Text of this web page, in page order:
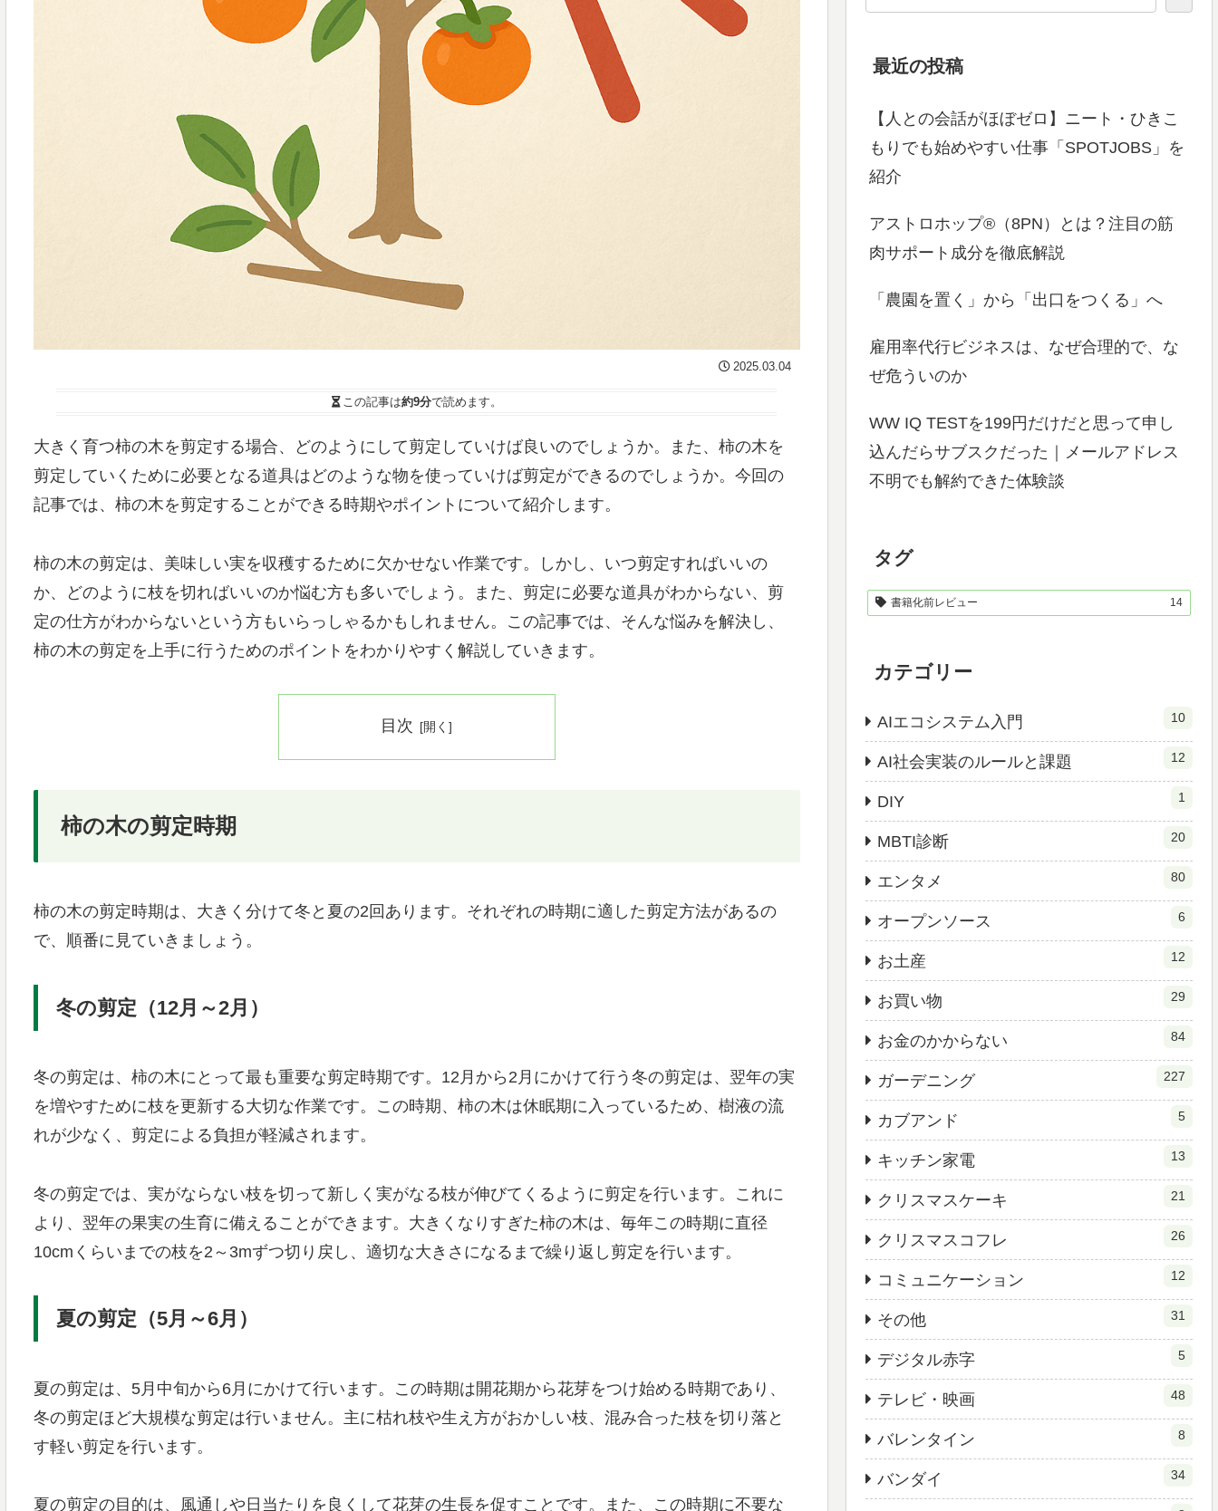
2025.03.04
この記事は約9分で読めます。
大きく育つ柿の木を剪定する場合、どのようにして剪定していけば良いのでしょうか。また、柿の木を
剪定していくために必要となる道具はどのような物を使っていけば剪定ができるのでしょうか。今回の
記事では、柿の木を剪定することができる時期やポイントについて紹介します。
柿の木の剪定は、美味しい実を収穫するために欠かせない作業です。しかし、いつ剪定すればいいの
か、どのように枝を切ればいいのか悩む方も多いでしょう。また、剪定に必要な道具がわからない、剪
定の仕方がわからないという方もいらっしゃるかもしれません。この記事では、そんな悩みを解決し、
柿の木の剪定を上手に行うためのポイントをわかりやすく解説していきます。
目次
柿の木の剪定時期
柿の木の剪定時期は、大きく分けて冬と夏の2回あります。それぞれの時期に適した剪定方法があるの
で、順番に見ていきましょう。
冬の剪定（12月～2月）
冬の剪定は、柿の木にとって最も重要な剪定時期です。12月から2月にかけて行う冬の剪定は、翌年の実
を増やすために枝を更新する大切な作業です。この時期、柿の木は休眠期に入っているため、樹液の流
れが少なく、剪定による負担が軽減されます。
冬の剪定では、実がならない枝を切って新しく実がなる枝が伸びてくるように剪定を行います。これに
より、翌年の果実の生育に備えることができます。大きくなりすぎた柿の木は、毎年この時期に直径
10cmくらいまでの枝を2～3mずつ切り戻し、適切な大きさになるまで繰り返し剪定を行います。
夏の剪定（5月～6月）
夏の剪定は、5月中旬から6月にかけて行います。この時期は開花期から花芽をつけ始める時期であり、
冬の剪定ほど大規模な剪定は行いません。主に枯れ枝や生え方がおかしい枝、混み合った枝を切り落と
す軽い剪定を行います。
夏の剪定の目的は、風通しや日当たりを良くして花芽の生長を促すことです。また、この時期に不要な
最近の投稿
【人との会話がほぼゼロ】ニート・ひきこ
もりでも始めやすい仕事「SPOTJOBS」を
紹介
アストロホップ®（8PN）とは？注目の筋
肉サポート成分を徹底解説
「農園を置く」から「出口をつくる」へ
雇用率代行ビジネスは、なぜ合理的で、な
ぜ危ういのか
WW IQ TESTを199円だけだと思って申し
込んだらサブスクだった｜メールアドレス
不明でも解約できた体験談
タグ
書籍化前レビュー 14
カテゴリー
AIエコシステム入門 10
AI社会実装のルールと課題 12
DIY 1
MBTI診断 20
エンタメ 80
オープンソース 6
お土産 12
お買い物 29
お金のかからない 84
ガーデニング 227
カブアンド 5
キッチン家電 13
クリスマスケーキ 21
クリスマスコフレ 26
コミュニケーション 12
その他 31
デジタル赤字 5
テレビ・映画 48
バレンタイン 8
バンダイ 34